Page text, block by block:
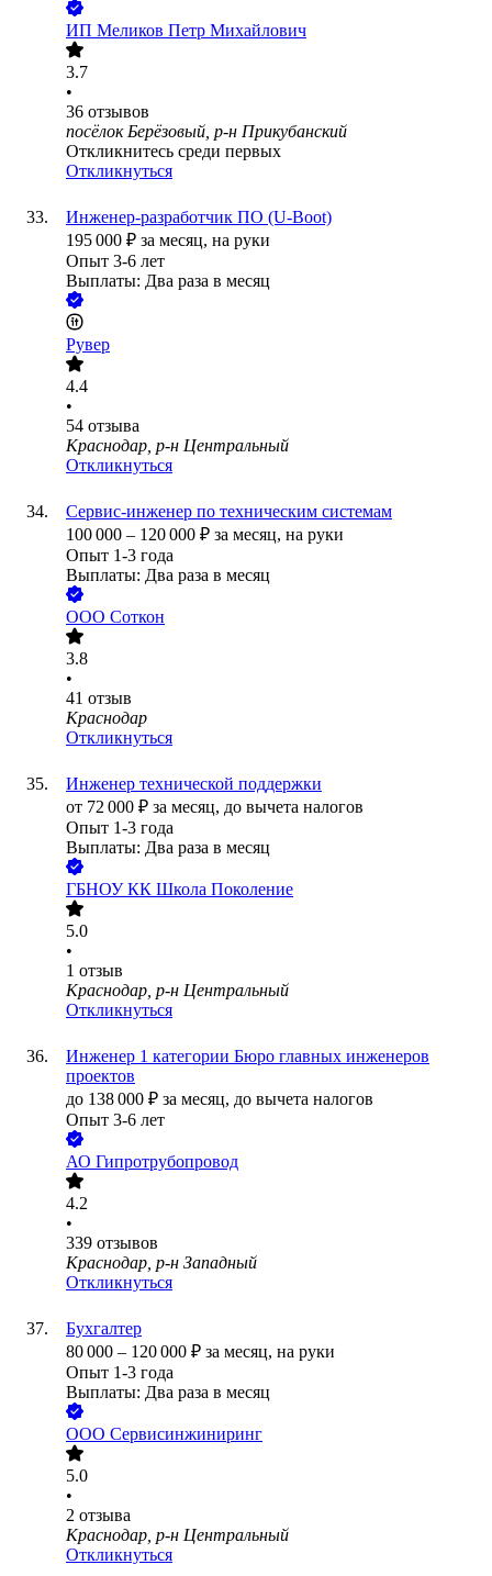
ИП Меликов Петр Михайлович
3.7
•
36 отзывов
посёлок Берёзовый, р-н Прикубанский
Откликнитесь среди первых
Откликнуться
Инженер-разработчик ПО (U-Boot)
195 000 ₽ за месяц, на руки
Опыт 3-6 лет
Выплаты: Два раза в месяц
Рувер
4.4
•
54 отзыва
Краснодар, р-н Центральный
Откликнуться
Сервис-инженер по техническим системам
100 000 – 120 000 ₽ за месяц, на руки
Опыт 1-3 года
Выплаты: Два раза в месяц
ООО Соткон
3.8
•
41 отзыв
Краснодар
Откликнуться
Инженер технической поддержки
от 72 000 ₽ за месяц, до вычета налогов
Опыт 1-3 года
Выплаты: Два раза в месяц
ГБНОУ КК Школа Поколение
5.0
•
1 отзыв
Краснодар, р-н Центральный
Откликнуться
Инженер 1 категории Бюро главных инженеров
проектов
до 138 000 ₽ за месяц, до вычета налогов
Опыт 3-6 лет
АО Гипротрубопровод
4.2
•
339 отзывов
Краснодар, р-н Западный
Откликнуться
Бухгалтер
80 000 – 120 000 ₽ за месяц, на руки
Опыт 1-3 года
Выплаты: Два раза в месяц
ООО Сервисинжиниринг
5.0
•
2 отзыва
Краснодар, р-н Центральный
Откликнуться